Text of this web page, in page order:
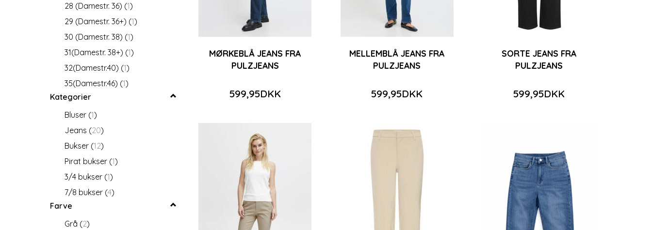
cm)(4)
33/32 (Damestr. 42/lgd.81
cm)(7)
34/32 (Damestr. 44/lgd. 81
cm)
35/32(Damestr.45/lgd.81 cm)
(5)
cm(1)
29/34 ( Damestr. +36/ lgd. 86
cm
30/ 34 (Damestr. 38/ lgd. 86
31/34 (Damestr. +38/ lgd. 86
cm (2)
32/34 (Damestr. 40/ lgd. 86
cm) (2)
28 (Damestr. 36) (1)
29 (Damestr. 36+) (1)
30 (Damestr. 38) (1)
31(Damestr. 38+) (1)
32(Damestr.40) (1)
35(Damestr.46) (1)
Kategorier
Bluser (1)
Jeans (20)
Bukser (12)
Pirat bukser (1)
3/4 bukser (1)
7/8 bukser (4)
Farve
Grå (2)
MØRKEBLÅ JEANS FRA
PULZJEANS
599,95DKK
MELLEMBLÅ JEANS FRA
PULZJEANS
599,95DKK
SORTE JEANS FRA
PULZJEANS
599,95DKK